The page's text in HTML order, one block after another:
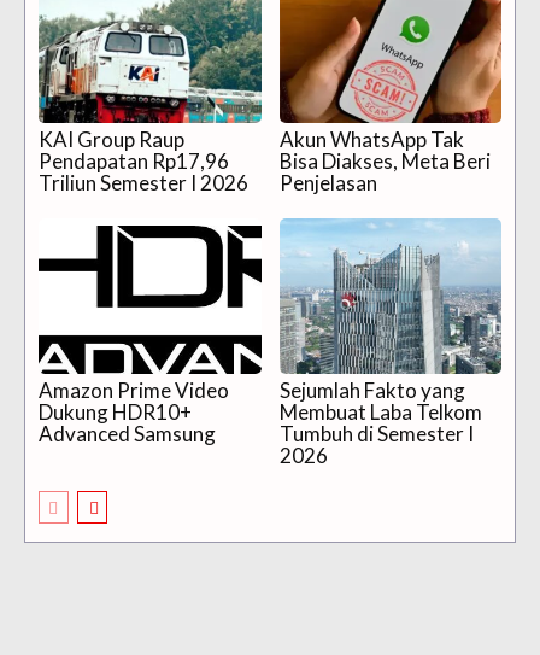
KAI Group Raup
Pendapatan Rp17,96
Triliun Semester I 2026
Akun WhatsApp Tak
Bisa Diakses, Meta Beri
Penjelasan
Amazon Prime Video
Dukung HDR10+
Advanced Samsung
Sejumlah Fakto yang
Membuat Laba Telkom
Tumbuh di Semester I
2026